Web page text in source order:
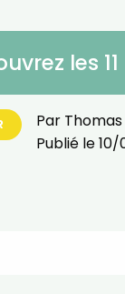
les
Par
Publié le10/